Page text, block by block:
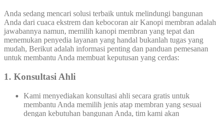
Anda sedang mencari solusi terbaik untuk melindungi bangunan
Anda dari cuaca ekstrem dan kebocoran air Kanopi membran adalah
jawabannya namun, memilih kanopi membran yang tepat dan
menemukan penyedia layanan yang handal bukanlah tugas yang
mudah, Berikut adalah informasi penting dan panduan pemesanan
untuk membantu Anda membuat keputusan yang cerdas:
1. Konsultasi Ahli
Kami menyediakan konsultasi ahli secara gratis untuk
membantu Anda memilih jenis atap membran yang sesuai
dengan kebutuhan bangunan Anda, tim kami akan